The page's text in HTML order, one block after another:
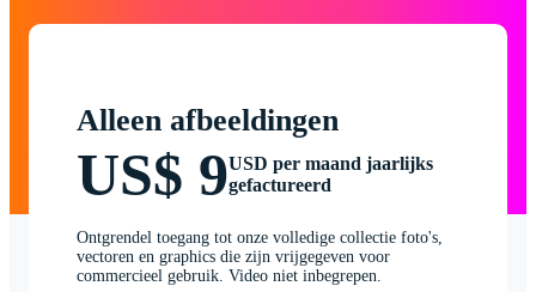
Alleen afbeeldingen
US$ 9USD per maand jaarlijks
gefactureerd
Ontgrendel toegang tot onze volledige collectie foto's,
vectoren en graphics die zijn vrijgegeven voor
commercieel gebruik. Video niet inbegrepen.